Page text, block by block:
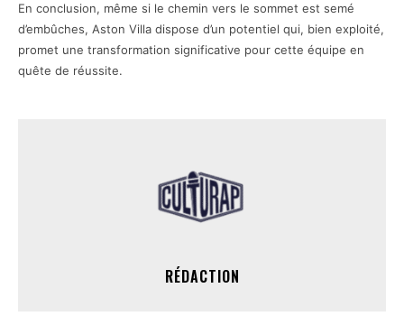
En conclusion, même si le chemin vers le sommet est semé
d’embûches, Aston Villa dispose d’un potentiel qui, bien exploité,
promet une transformation significative pour cette équipe en
quête de réussite.
RÉDACTION